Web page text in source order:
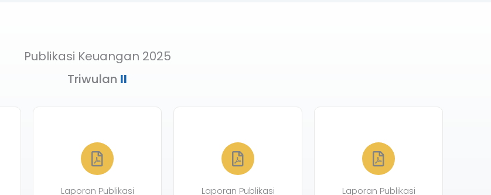
Publikasi Keuangan 2025
Triwulan II
Laporan Publikasi Laporan Publikasi Laporan Publikasi